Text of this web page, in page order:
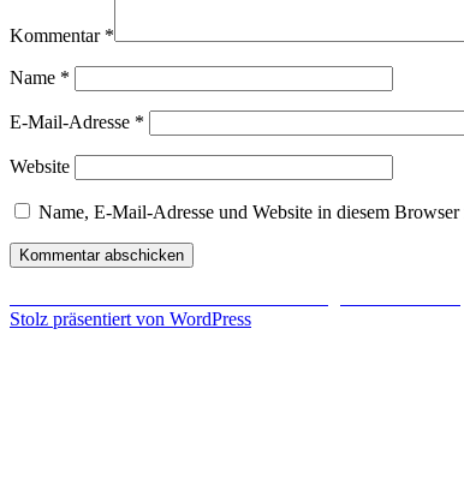
Kommentar *
Name *
E-Mail-Adresse *
Website
Name, E-Mail-Adresse und Website in diesem
Beitragsnavigation
Stolz präsentiert von WordPress